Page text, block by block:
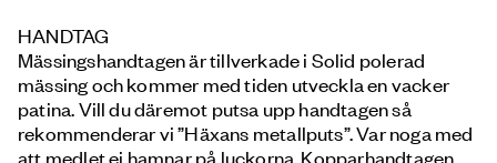
HANDTAG
Mässingshandtagen är tillverkade i Solid polerad
mässing och kommer med tiden utveckla en vacker
patina. Vill du däremot putsa upp handtagen så
rekommenderar vi ”Häxans metallputs”. Var noga med
att medlet ej hamnar på luckorna. Kopparhandtagen